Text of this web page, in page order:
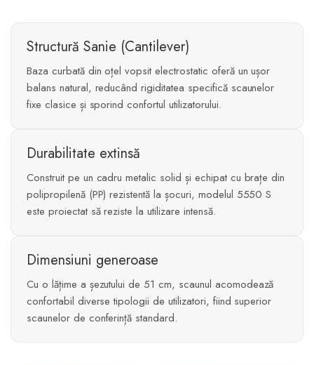
Structură Sanie (Cantilever)
Baza curbată din oțel vopsit electrostatic oferă un ușor
balans natural, reducând rigiditatea specifică scaunelor
fixe clasice și sporind confortul utilizatorului.
Durabilitate extinsă
Construit pe un cadru metalic solid și echipat cu brațe din
polipropilenă (PP) rezistentă la șocuri, modelul 5550 S
este proiectat să reziste la utilizare intensă.
Dimensiuni generoase
Cu o lățime a șezutului de 51 cm, scaunul acomodează
confortabil diverse tipologii de utilizatori, fiind superior
scaunelor de conferință standard.